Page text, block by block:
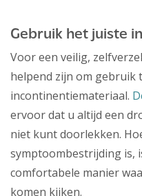
Gebruik het juiste
Voor een veilig,
helpend zijn om gebruik
incontinentiemateriaal.
ervoor dat u altijd een
niet kunt doorlekken.
symptoombestrijding is,
comfortabele manier
komen kijken.